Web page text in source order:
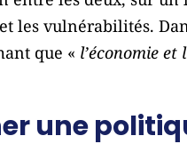
les vulnérabilités.
que « l’économie et
une